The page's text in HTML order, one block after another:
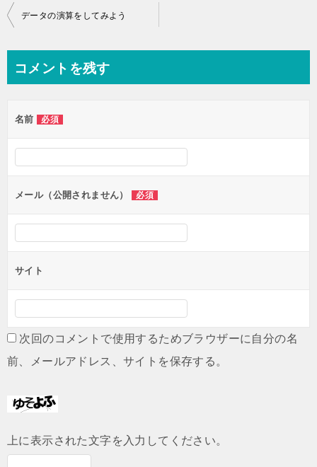
投
ビ
ー
シ
ン
データの演算をしてみよう
コメントを残す
名前 必須
メール（公開されません） 必須
サイト
次回のコメントで使用するためブラウザーに自分の名
前、メールアドレス、サイトを保存する。
上に表示された文字を入力してください。